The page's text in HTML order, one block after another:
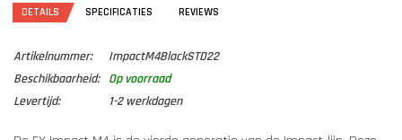
DETAILS SPECIFICATIES REVIEWS
Artikelnummer:
ImpactM4BlackSTD22
Beschikbaarheid:
Op voorraad
Levertijd:
1-2 werkdagen